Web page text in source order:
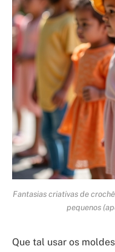
Fantasias criativas de
pequenos
Que tal usar os